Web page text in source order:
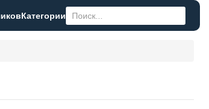
Категории